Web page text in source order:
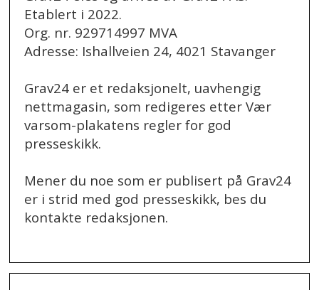
Etablert i 2022.
Org. nr. 929714997 MVA
Adresse: Ishallveien 24, 4021 Stavanger
Grav24 er et redaksjonelt, uavhengig
nettmagasin, som redigeres etter Vær
varsom-plakatens regler for god
presseskikk.
Mener du noe som er publisert på Grav24
er i strid med god presseskikk, bes du
kontakte redaksjonen.